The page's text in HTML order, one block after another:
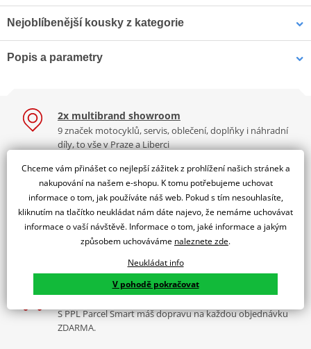
Nejoblíbenější kousky z kategorie
žárovka HS1 12V 35-35W
90 Kč 499 Kč
Popis a parametry
LAMP.12V-21W BA15S ARANCIONE
Velkoobchodní odběr minimálně 10 ks.
2x multibrand showroom
9 značek motocyklů, servis, oblečení, doplňky i náhradní
díly, to vše v Praze a Liberci
Více než 30 let zkušeností
Za řídítky motorek, v servisu i prodeji moto vybavení
Nadstandardní služby
Registrace motorky, předváděcí jízdy zdarma, výměna zboží
Výbava? Servis? Sleva? Ty volíš, jakou odměnu chceš!
Doprava zdarma
S PPL Parcel Smart máš dopravu na každou objednávku
ZDARMA.
Chceme vám přinášet co nejlepší zážitek z prohlížení našich stránek a
nakupování na našem e-shopu. K tomu potřebujeme uchovat
informace o tom, jak používáte náš web. Pokud s tím nesouhlasíte,
kliknutím na tlačítko neukládat nám dáte najevo, že nemáme uchovávat
informace o vaší návštěvě. Informace o tom, jaké informace a jakým
způsobem uchováváme naleznete zde.
Neukládat info
V pohodě pokračovat